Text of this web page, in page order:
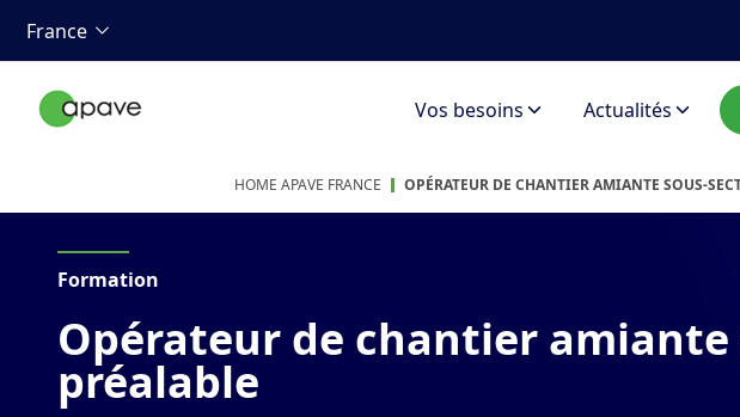
France
Vos besoins Actualités
HOME APAVE FRANCE OPÉRATEUR DE CHANTIER AMIANTE SOUS-
Formation
Opérateur de chantier
préalable